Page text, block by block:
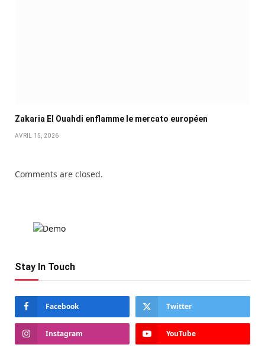
Zakaria El Ouahdi enflamme le mercato européen
AVRIL 15, 2026
Comments are closed.
Stay In Touch
Facebook Twitter
Instagram YouTube